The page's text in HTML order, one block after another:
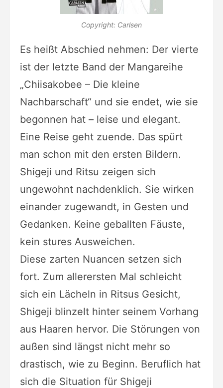
Copyright: Carlsen
Es heißt Abschied nehmen: Der vierte
ist der letzte Band der Mangareihe
„Chiisakobee – Die kleine
Nachbarschaft“ und sie endet, wie sie
begonnen hat – leise und elegant.
Eine Reise geht zuende. Das spürt
man schon mit den ersten Bildern.
Shigeji und Ritsu zeigen sich
ungewohnt nachdenklich. Sie wirken
einander zugewandt, in Gesten und
Gedanken. Keine geballten Fäuste,
kein stures Ausweichen.
Diese zarten Nuancen setzen sich
fort. Zum allerersten Mal schleicht
sich ein Lächeln in Ritsus Gesicht,
Shigeji blinzelt hinter seinem Vorhang
aus Haaren hervor. Die Störungen von
außen sind längst nicht mehr so
drastisch, wie zu Beginn. Beruflich hat
sich die Situation für Shigeji